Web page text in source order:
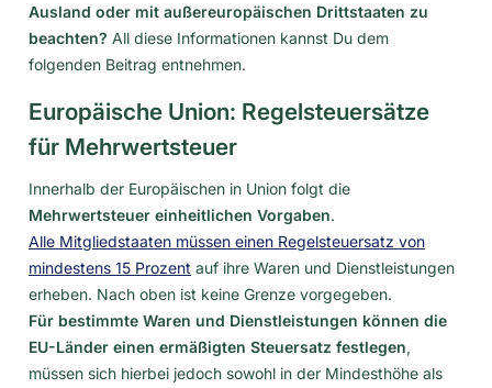
Ausland oder mit außereuropäischen Drittstaaten zu
beachten? All diese Informationen kannst Du dem
folgenden Beitrag entnehmen.
Europäische Union: Regelsteuersätze
für Mehrwertsteuer
Innerhalb der Europäischen in Union folgt die
Mehrwertsteuer einheitlichen Vorgaben.
Alle Mitgliedstaaten müssen einen Regelsteuersatz von
mindestens 15 Prozent auf ihre Waren und Dienstleistungen
erheben. Nach oben ist keine Grenze vorgegeben.
Für bestimmte Waren und Dienstleistungen können die
EU-Länder einen ermäßigten Steuersatz festlegen,
müssen sich hierbei jedoch sowohl in der Mindesthöhe als